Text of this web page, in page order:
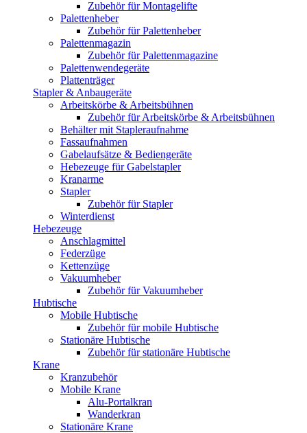
Zubehör für Montagelifte
Palettenheber
Zubehör für Palettenheber
Palettenmagazin
Zubehör für Palettenmagazine
Palettenwendegeräte
Plattenträger
Stapler & Anbaugeräte
Arbeitskörbe & Arbeitsbühnen
Zubehör für Arbeitskörbe & Arbeitsbühnen
Behälter mit Stapleraufnahme
Fassaufnahmen
Gabelaufsätze & Bediengeräte
Hebezeuge für Gabelstapler
Kranarme
Stapler
Zubehör für Stapler
Winterdienst
Hebezeuge
Anschlagmittel
Federzüge
Kettenzüge
Vakuumheber
Zubehör für Vakuumheber
Hubtische
Mobile Hubtische
Zubehör für mobile Hubtische
Stationäre Hubtische
Zubehör für stationäre Hubtische
Krane
Kranzubehör
Mobile Krane
Alu-Portalkran
Wanderkran
Stationäre Krane